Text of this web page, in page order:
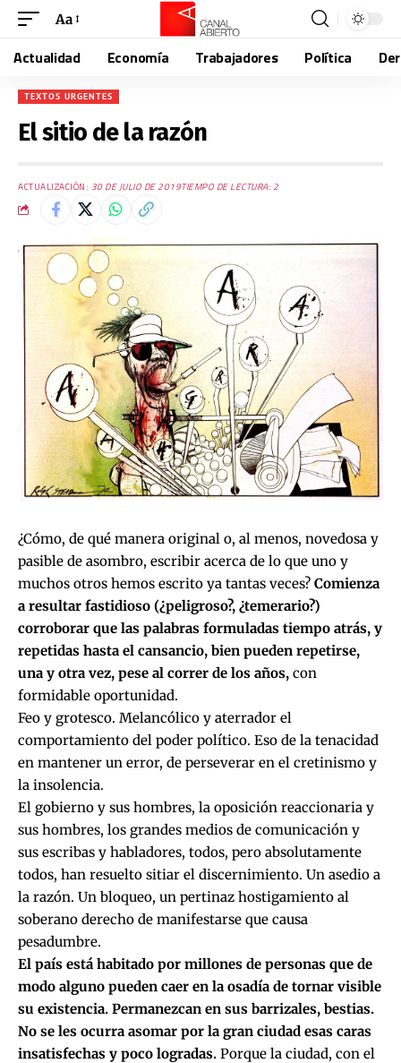
Aa
Actualidad Economía Trabajadores Política
TEXTOS URGENTES
El sitio de la razón
ACTUALIZACIÓN: 30 DE JULIO DE 2019TIEMPO DE LECTURA: 2
¿Cómo, de qué manera original o, al menos, novedosa y
pasible de asombro, escribir acerca de lo que uno y
muchos otros hemos escrito ya tantas veces? Comienza
a resultar fastidioso (¿peligroso?, ¿temerario?)
corroborar que las palabras formuladas tiempo atrás, y
repetidas hasta el cansancio, bien pueden repetirse,
una y otra vez, pese al correr de los años, con
formidable oportunidad.
Feo y grotesco. Melancólico y aterrador el
comportamiento del poder político. Eso de la tenacidad
en mantener un error, de perseverar en el cretinismo y
la insolencia.
El gobierno y sus hombres, la oposición reaccionaria y
sus hombres, los grandes medios de comunicación y
sus escribas y habladores, todos, pero absolutamente
todos, han resuelto sitiar el discernimiento. Un asedio a
la razón. Un bloqueo, un pertinaz hostigamiento al
soberano derecho de manifestarse que causa
pesadumbre.
El país está habitado por millones de personas que de
modo alguno pueden caer en la osadía de tornar visible
su existencia. Permanezcan en sus barrizales, bestias.
No se les ocurra asomar por la gran ciudad esas caras
insatisfechas y poco logradas. Porque la ciudad, con el